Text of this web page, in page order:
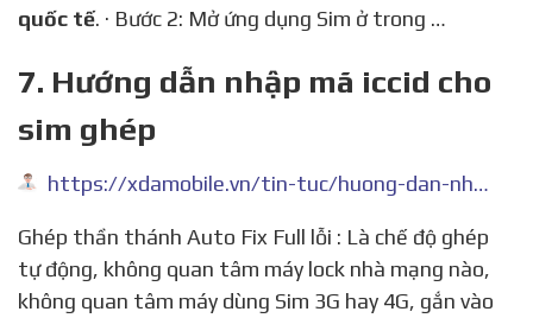
quốc tế. · Bước 2: Mở ứng dụng Sim ở trong …
7. Hướng dẫn nhập mã iccid cho
sim ghép
https://xdamobile.vn/tin-tuc/huong-dan-nhap-ma-iccid-cho-sim-ghep-1132.html
Ghép thần thánh Auto Fix Full lỗi : Là chế độ ghép
tự động, không quan tâm máy lock nhà mạng nào,
không quan tâm máy dùng Sim 3G hay 4G, gắn vào